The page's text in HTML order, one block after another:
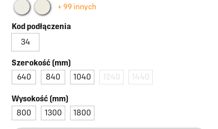
+ 99 innych
Kod podłączenia
34
Szerokość (mm)
640
840 1040 1240 1440
Wysokość (mm)
800
1300 1800